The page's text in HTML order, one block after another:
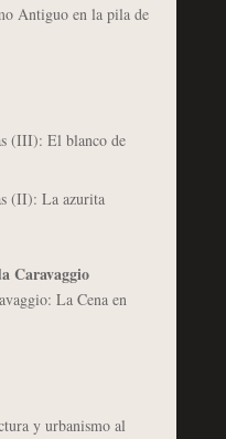
Antiguo en la pila de
(III): El blanco de
(II): La azurita
Caravaggio
La Cena en
y urbanismo al